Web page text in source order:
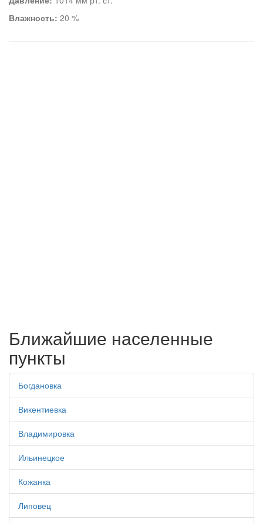
Влажность: 20 %
Ближайшие населенные
пункты
Богдановка
Викентиевка
Владимировка
Ильинецкое
Кожанка
Липовец